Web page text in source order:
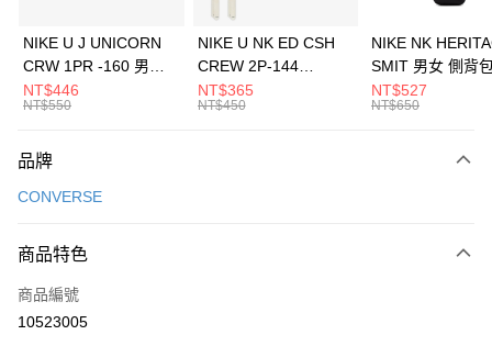
元大商業銀行
台灣樂天信用卡公司
全盈+PAY
AFTEE先享後付
【關於「AFTEE先享後付」】
便利好安心！
３．安心：先確認商品／服務後，再付款。
【「AFTEE先享後付」結帳流程】
１．於結帳方式選擇「AFTEE先享後付」後，將跳轉至「AFTEE先享後付」
運送方式
每筆NT$100，滿NT$1,500(含以上)免運費
宅配
每筆NT$100，滿NT$1,500(含以上)免運費
NIKE U J UNICORN
CRW 1PR -160 男女
中統襪 FZ3393100
NT$446
NT$550
NIKE U NK ED CSH
CREW 2P-144
EMBRDY 男女 短統襪
FZ3073133
NT$365
NT$450
NIKE NK
SMIT 男女 側背
BA5871010
NT$527
NT$650
品牌
CONVERSE
商品特色
商品編號
10523005